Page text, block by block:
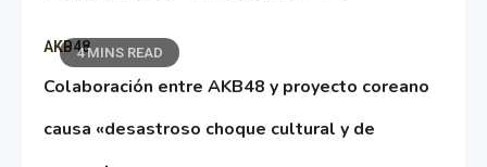
4 MINS READ
AKB48
Colaboración entre AKB48 y proyecto coreano
causa «desastroso choque cultural y de